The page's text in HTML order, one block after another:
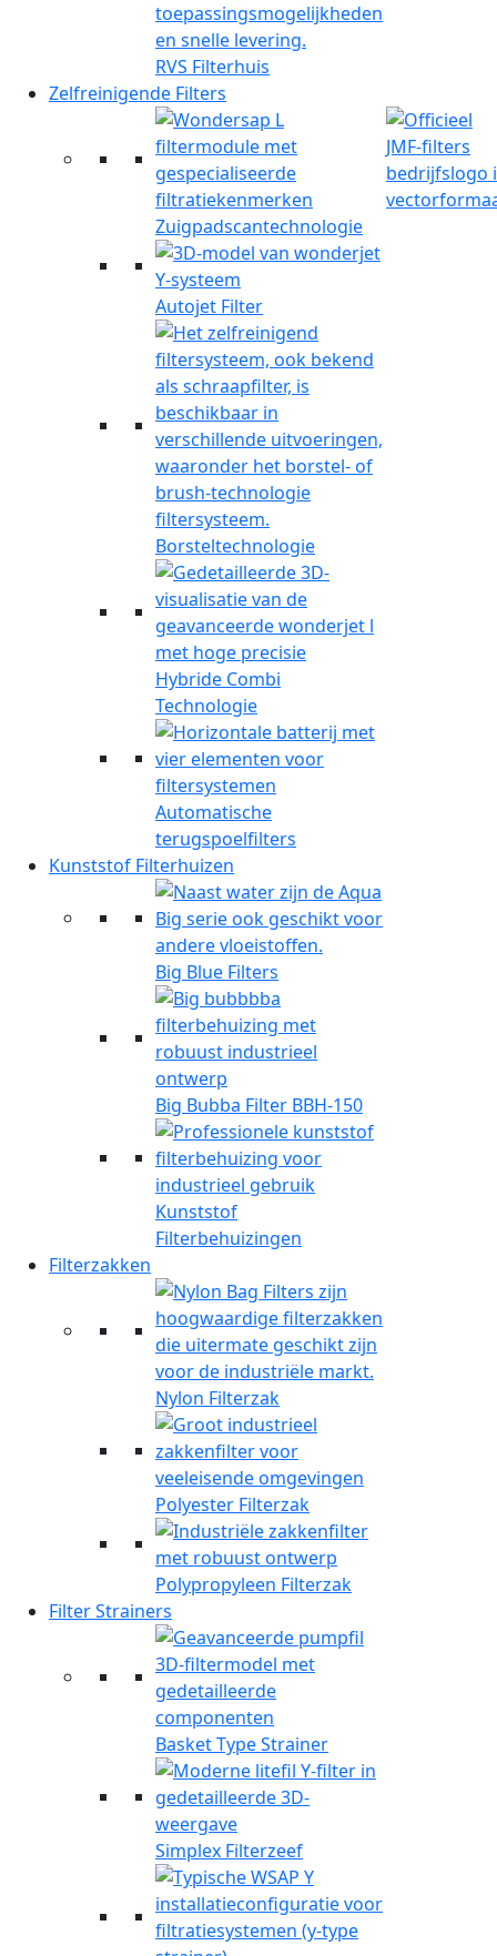
RVS Filterhuis
Zelfreinigende Filters
Zuigpadscantechnologie
Autojet Filter
Borsteltechnologie
Hybride Combi
Technologie
Automatische
terugspoelfilters
Kunststof Filterhuizen
Big Blue Filters
Big Bubba Filter BBH-150
Kunststof
Filterbehuizingen
Filterzakken
Nylon Filterzak
Polyester Filterzak
Polypropyleen Filterzak
Filter Strainers
Basket Type Strainer
Simplex Filterzeef